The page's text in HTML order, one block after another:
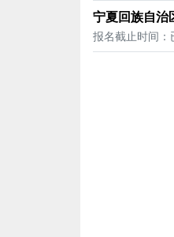
宁夏回族自治
报名截止时间：